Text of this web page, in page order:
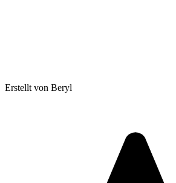
Erstellt von Beryl